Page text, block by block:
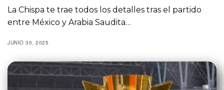
La Chispa te trae todos los detalles tras el partido
entre México y Arabia Saudita…
JUNIO 30, 2025